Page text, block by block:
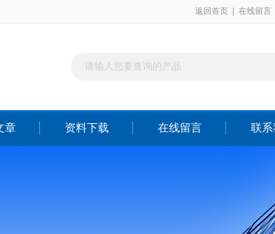
返回首页 在线留言
章 资料下载 在线留言 联系